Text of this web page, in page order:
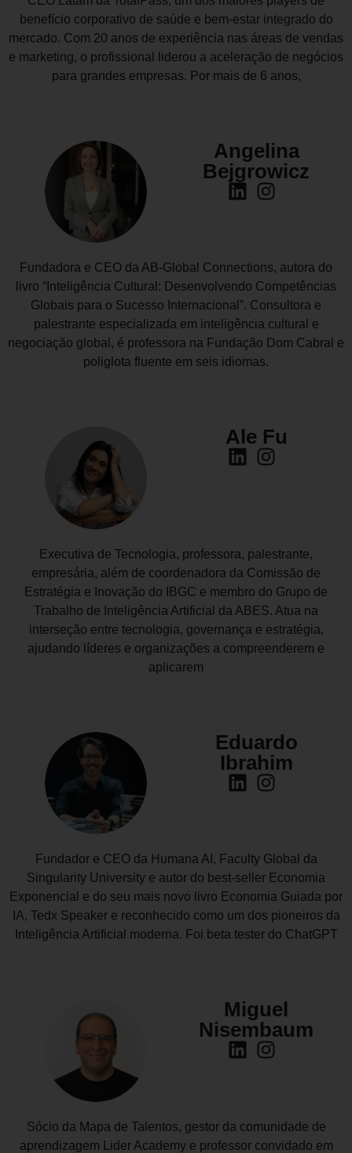
benefício corporativo de saúde e bem-estar integrado do
mercado. Com 20 anos de experiência nas áreas de vendas
e marketing, o profissional liderou a aceleração de negócios
para grandes empresas. Por mais de 6 anos,
Angelina
Bejgrowicz
Fundadora e CEO da AB-Global Connections, autora do
livro “Inteligência Cultural: Desenvolvendo Competências
Globais para o Sucesso Internacional”. Consultora e
palestrante especializada em inteligência cultural e
negociação global, é professora na Fundação Dom Cabral e
poliglota fluente em seis idiomas.
Ale Fu
Executiva de Tecnologia, professora, palestrante,
empresária, além de coordenadora da Comissão de
Estratégia e Inovação do IBGC e membro do Grupo de
Trabalho de Inteligência Artificial da ABES. Atua na
interseção entre tecnologia, governança e estratégia,
ajudando líderes e organizações a compreenderem e
aplicarem
Eduardo
Ibrahim
Fundador e CEO da Humana AI, Faculty Global da
Singularity University e autor do best-seller Economia
Exponencial e do seu mais novo livro Economia Guiada por
IA, Tedx Speaker e reconhecido como um dos pioneiros da
Inteligência Artificial moderna. Foi beta tester do ChatGPT
Miguel
Nisembaum
Sócio da Mapa de Talentos, gestor da comunidade de
aprendizagem Lider Academy e professor convidado em